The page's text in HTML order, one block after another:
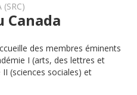
(SRC)
Canada
des membres éminents
I (arts, des lettres et
(sciences sociales) et